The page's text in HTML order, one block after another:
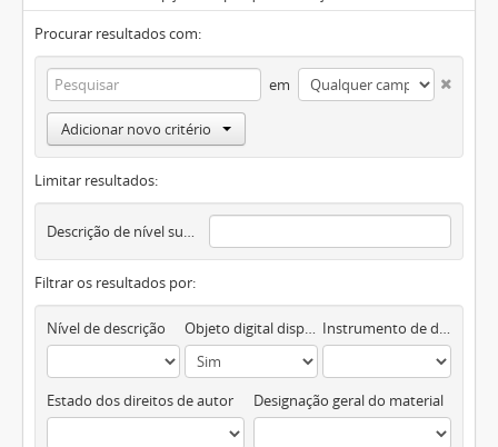
Procurar resultados com:
em
Adicionar novo critério
Limitar resultados:
Descrição de nível superior
Filtrar os resultados por:
Nível de descrição Objeto digital disponível Instrumento de descrição documental
Estado dos direitos de autor Designação geral do material